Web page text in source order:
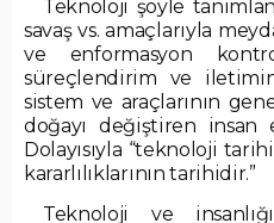
Teknoloji şöyle
savaş vs. amaçlarıyla
ve enformasyon
süreçlendirim ve
sistem ve araçlarının
doğayı değiştiren
Dolayısıyla “teknoloji
kararlılıklarının tarihidir.”
Teknoloji ve